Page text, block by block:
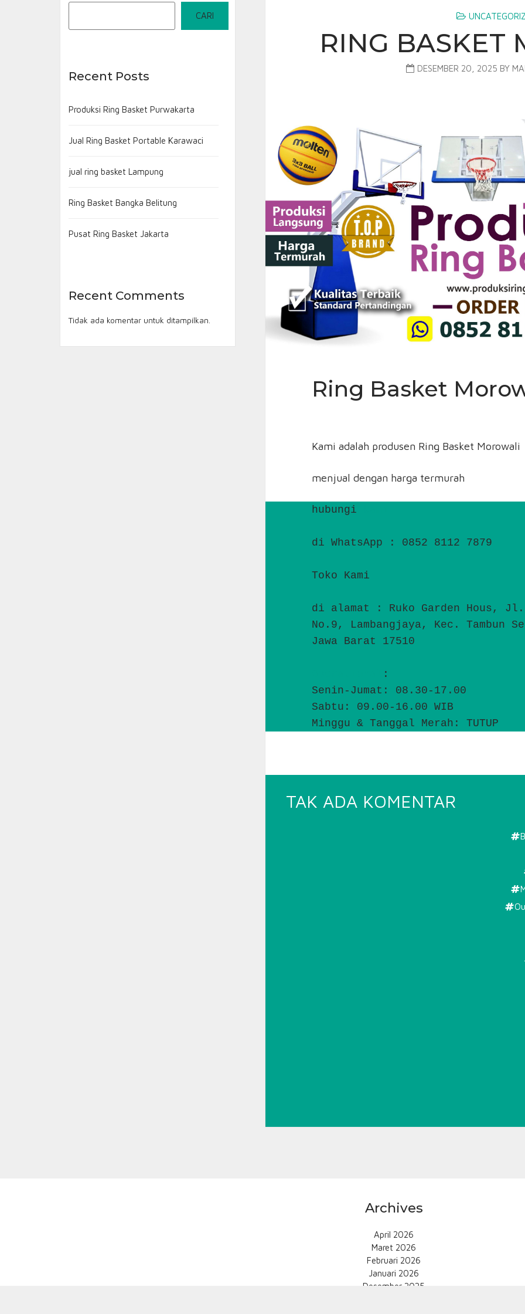
RING BASKET
DESEMBER 20, 2025 BY
Ring Basket
Kami adalah produsen Ring Basket Morowali
menjual dengan harga termurah
hubungi
di WhatsApp : 0852 8112 7879
Toko Kami
di alamat : Ruko Garden Hous, Jl.
No.9, Lambangjaya, Kec. Tambun
Jawa Barat 17510
:
Senin-Jumat: 08.30-17.00
Sabtu: 09.00-16.00 WIB
Minggu & Tanggal Merah: TUTUP
TAK ADA KOMENTAR
BASKET
CARI
Recent Posts
Produksi Ring Basket Purwakarta
Jual Ring Basket Portable Karawaci
jual ring basket Lampung
Ring Basket Bangka Belitung
Pusat Ring Basket Jakarta
Recent Comments
Tidak ada komentar untuk ditampilkan.
Archives
April 2026
Maret 2026
Februari 2026
Januari 2026
Desember 2025